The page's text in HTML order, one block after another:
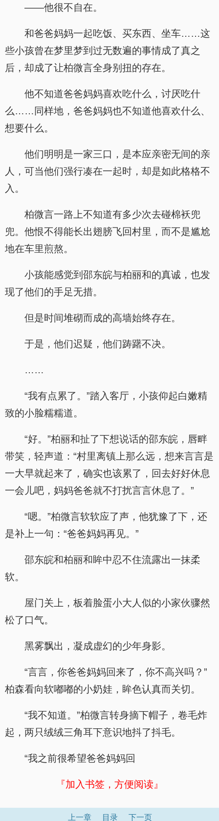
——他很不自在。
和爸爸妈妈一起吃饭、买东西、坐车……这
些小孩曾在梦里梦到过无数遍的事情成了真之
后，却成了让柏微言全身别扭的存在。
他不知道爸爸妈妈喜欢吃什么，讨厌吃什
么……同样地，爸爸妈妈也不知道他喜欢什么、
想要什么。
他们明明是一家三口，是本应亲密无间的亲
人，可当他们强行凑在一起时，却是如此格格不
入。
柏微言一路上不知道有多少次去碰棉袄兜
兜。他恨不得能长出翅膀飞回村里，而不是尴尬
地在车里煎熬。
小孩能感觉到邵东皖与柏丽和的真诚，也发
现了他们的手足无措。
但是时间堆砌而成的高墙始终存在。
于是，他们迟疑，他们踌躇不决。
……
“我有点累了。”踏入客厅，小孩仰起白嫩精
致的小脸糯糯道。
“好。”柏丽和扯了下想说话的邵东皖，唇畔
带笑，轻声道：“村里离镇上那么远，想来言言是
一大早就起来了，确实也该累了，回去好好休息
一会儿吧，妈妈爸爸就不打扰言言休息了。”
“嗯。”柏微言软软应了声，他犹豫了下，还
是补上一句：“爸爸妈妈再见。”
邵东皖和柏丽和眸中忍不住流露出一抹柔
软。
屋门关上，板着脸蛋小大人似的小家伙骤然
松了口气。
黑雾飘出，凝成虚幻的少年身影。
“言言，你爸爸妈妈回来了，你不高兴吗？”
柏森看向软嘟嘟的小奶娃，眸色认真而关切。
“我不知道。”柏微言转身摘下帽子，卷毛炸
起，两只绒绒三角耳下意识地抖了抖毛。
“我之前很希望爸爸妈妈回
『加入书签，方便阅读』
上一章 目录 下一页